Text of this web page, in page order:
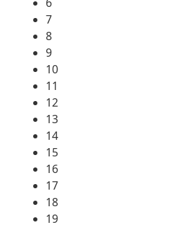
7
8
9
10
11
12
13
14
15
16
17
18
19